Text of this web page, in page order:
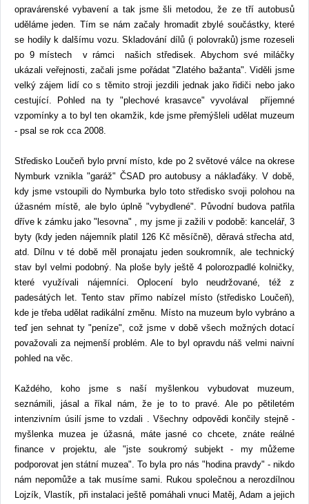
opravárenské vybavení a tak jsme šli metodou, že ze tří autobusů
uděláme jeden. Tím se nám začaly hromadit zbylé součástky, které
se hodily k dalšímu vozu. Skladování dílů (i polovraků) jsme rozeseli
po 9 místech v rámci našich středisek. Abychom své miláčky
ukázali veřejnosti, začali jsme pořádat "Zlatého bažanta". Viděli jsme
velký zájem lidí co s těmito stroji jezdili jednak jako řidiči nebo jako
cestující. Pohled na ty "plechové krasavce" vyvolával příjemné
vzpomínky a to byl ten okamžik, kde jsme přemýšleli udělat muzeum
- psal se rok cca 2008.
Středisko Loučeň bylo první místo, kde po 2 světové válce na okrese
Nymburk vznikla "garáž" ČSAD pro autobusy a náklaďáky. V době,
kdy jsme vstoupili do Nymburka bylo toto středisko svoji polohou na
úžasném místě, ale bylo úplně "vybydlené". Původní budova patřila
dříve k zámku jako "lesovna" , my jsme ji zažili v podobě: kancelář, 3
byty (kdy jeden nájemník platil 126 Kč měsíčně), děravá střecha atd,
atd. Dílnu v té době měl pronajatu jeden soukromník, ale technický
stav byl velmi podobný. Na ploše byly ještě 4 polorozpadlé kolničky,
které využívali nájemníci. Oplocení bylo neudržované, též z
padesátých let. Tento stav přímo nabízel místo (středisko Loučeň),
kde je třeba udělat radikální změnu. Místo na muzeum bylo vybráno a
teď jen sehnat ty "peníze", což jsme v době všech možných dotací
považovali za nejmenší problém. Ale to byl opravdu náš velmi naivní
pohled na věc.
Každého, koho jsme s naší myšlenkou vybudovat muzeum,
seznámili, jásal a říkal nám, že je to to pravé. Ale po pětiletém
intenzivním úsilí jsme to vzdali . Všechny odpovědi končily stejně -
myšlenka muzea je úžasná, máte jasné co chcete, znáte reálné
finance v projektu, ale "jste soukromý subjekt - my můžeme
podporovat jen státní muzea". To byla pro nás "hodina pravdy" - nikdo
nám nepomůže a tak musíme sami. Rukou společnou a nerozdílnou
Lojzík, Vlastík, při instalaci ještě pomáhali vnuci Matěj, Adam a jejich